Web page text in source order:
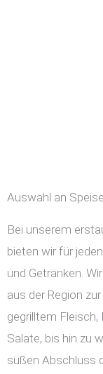
Auswahl an
Bei unserem
bieten wir für
und Getränken.
aus der Region
gegrilltem
Salate, bis hin zu
süßen Abschluss